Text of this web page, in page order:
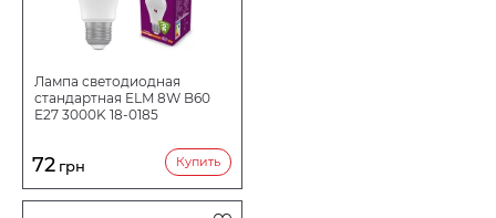
Лампа светодиодная
стандартная ELM 8W B60
E27 3000K 18-0185
72 грн Купить